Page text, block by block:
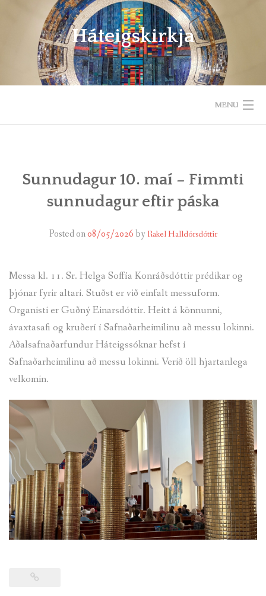
Háteigskirkja
MENU
UM HÁTEIGSKIRKJU
HELGIHALD
BÖRN OG UNGLINGAR
GALLERÍ GÖNG
Sunnudagur 10. maí – Fimmti
sunnudagur eftir páska
Posted on08/05/2026by Rakel Halldórsdóttir
Messa kl. 11. Sr. Helga Soffía Konráðsdóttir prédikar og
þjónar fyrir altari. Stuðst er við einfalt messuform.
Organisti er Guðný Einarsdóttir. Heitt á könnunni,
ávaxtasafi og kruðerí í Safnaðarheimilinu að messu lokinni.
Aðalsafnaðarfundur Háteigssóknar hefst í
Safnaðarheimilinu að messu lokinni. Verið öll hjartanlega
velkomin.